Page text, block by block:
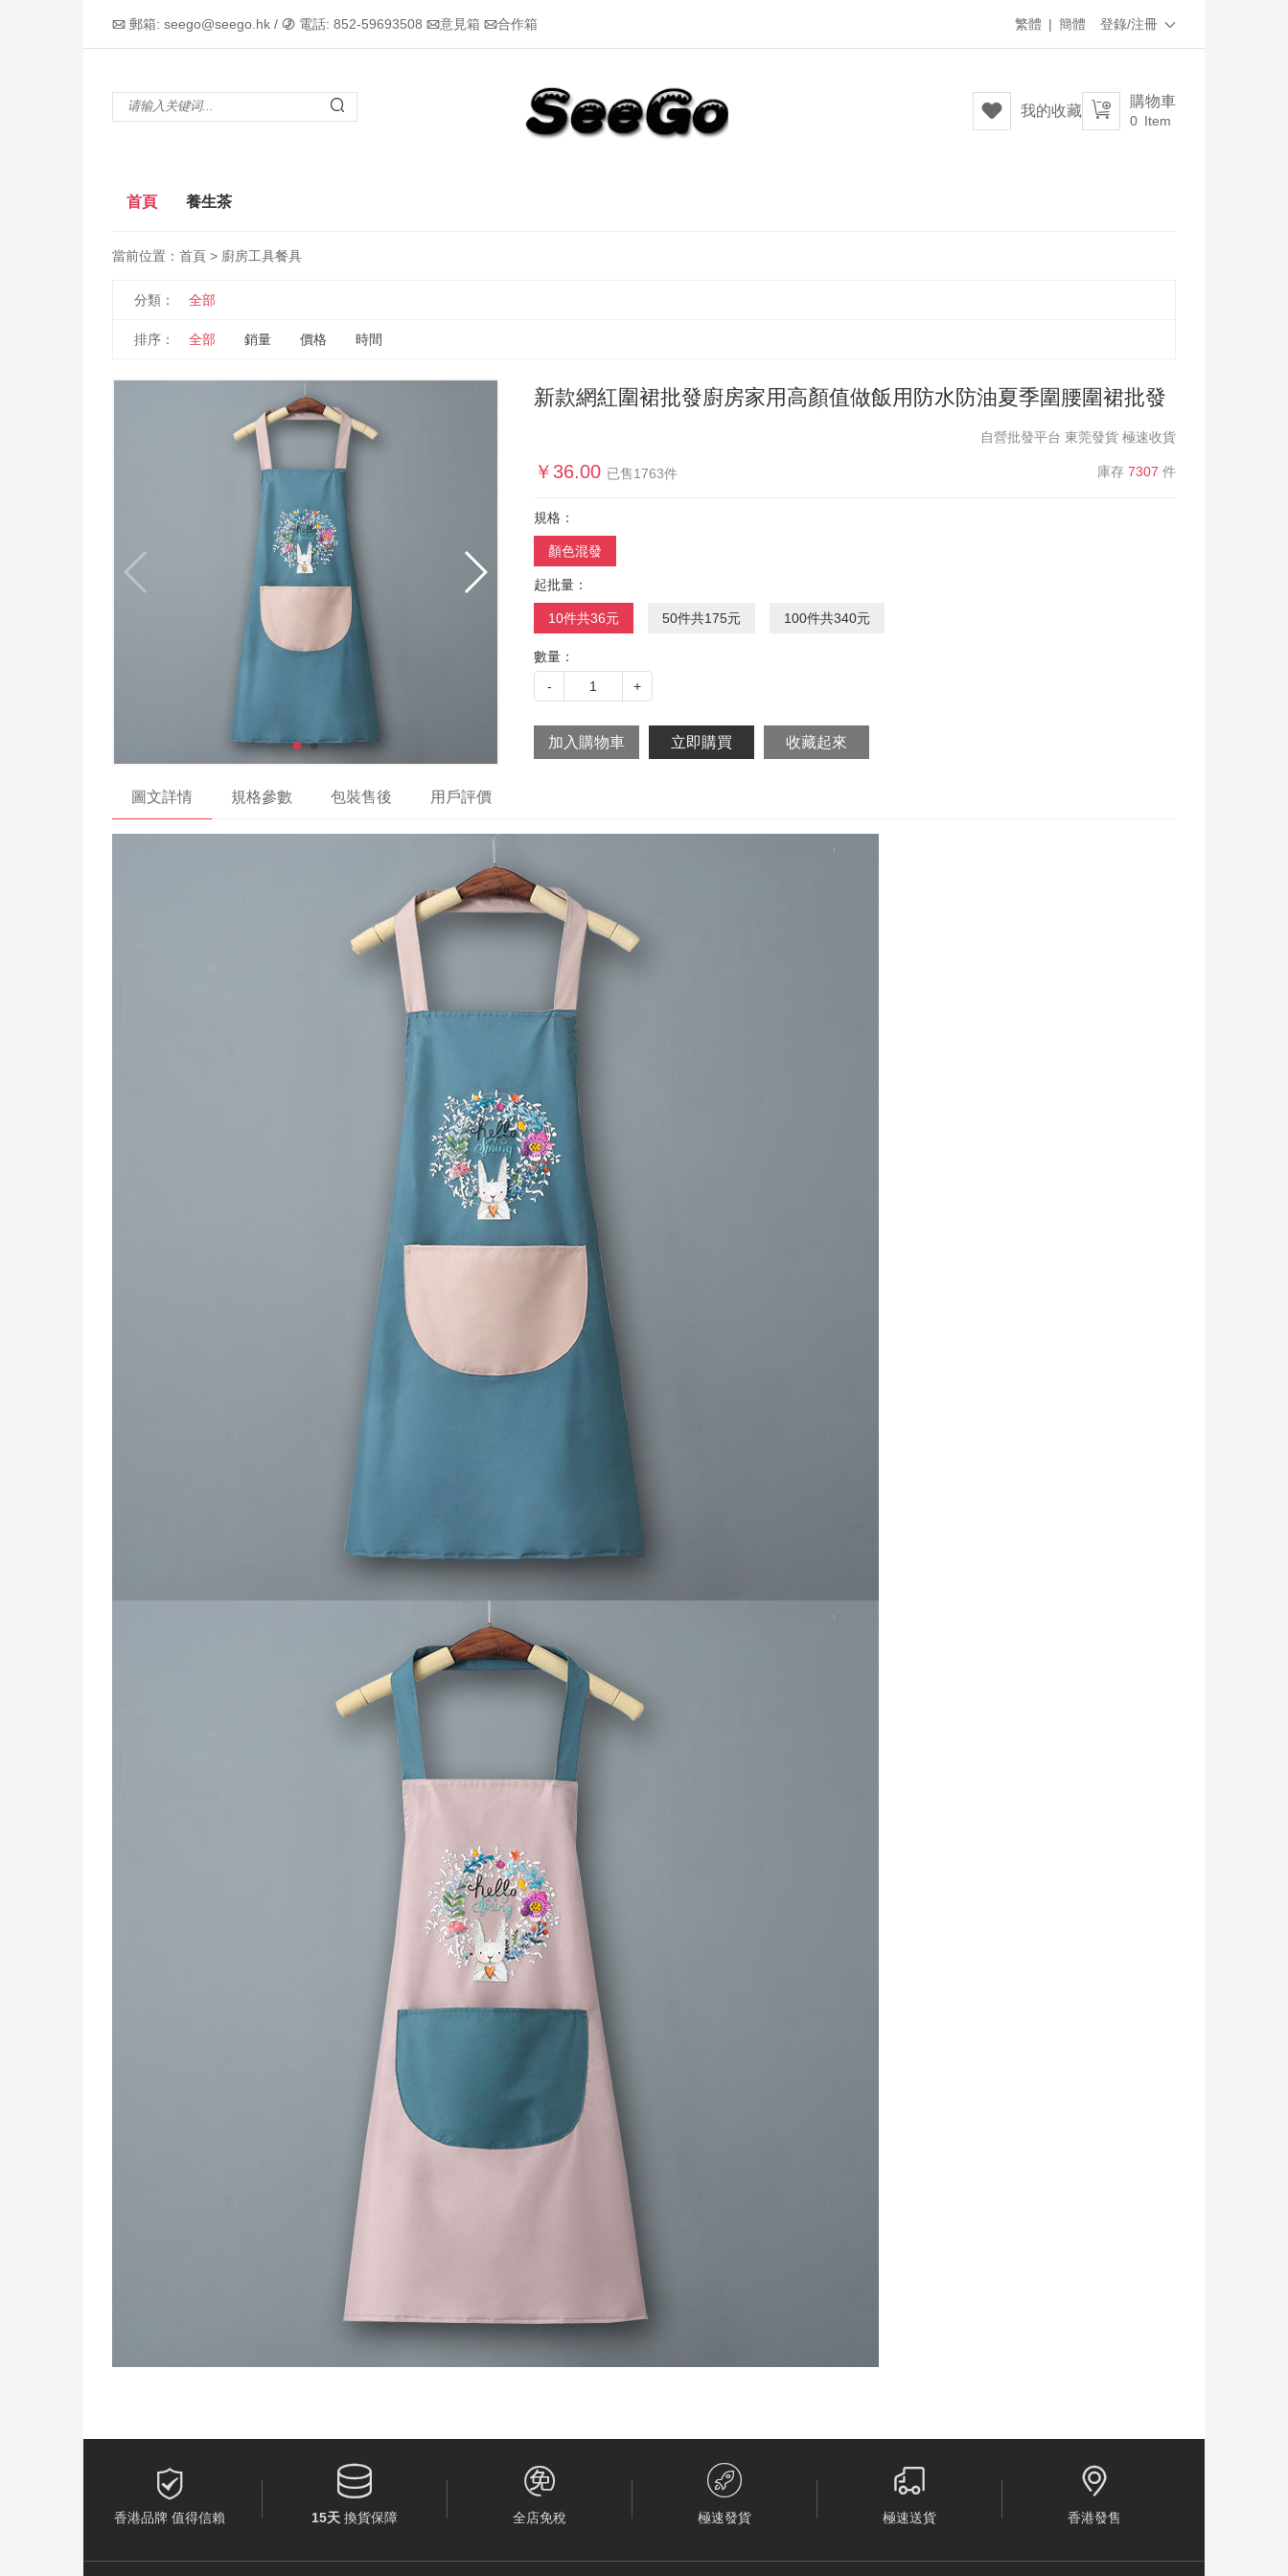
 郵箱: seego@seego.hk /  電話: 852-59693508 意見箱 合作箱 登錄/注冊 
繁體 | 簡體
  購物車
0 Item
 我的收藏
首頁 養生茶
當前位置： 首頁 > 廚房工具餐具
分類： 全部
排序： 全部 銷量 價格 時間
新款網紅圍裙批發廚房家用高顏值做飯用防水防油夏季圍腰圍裙批發
自營批發平台 東莞發貨 極速收貨
￥ 36.00 已售1763件 庫存 7307 件
規格：
顏色混發
起批量：
10件共36元 50件共175元 100件共340元
數量：
-
1 +
圖文詳情 規格參數 包裝售後 用戶評價

香港品牌 值得信賴

15天 換貨保障

全店免稅

極速發貨

極速送貨

香港發售